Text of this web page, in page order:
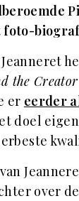
foto-
the Creator
er eerder
doel
over